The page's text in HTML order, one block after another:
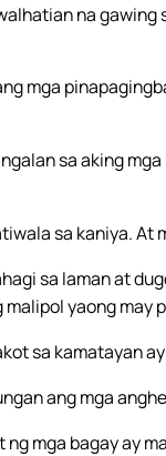
na
mga
sa aking
sa kaniya. At
sa laman at
yaong
sa kamatayan
ang mga
ng mga bagay ay